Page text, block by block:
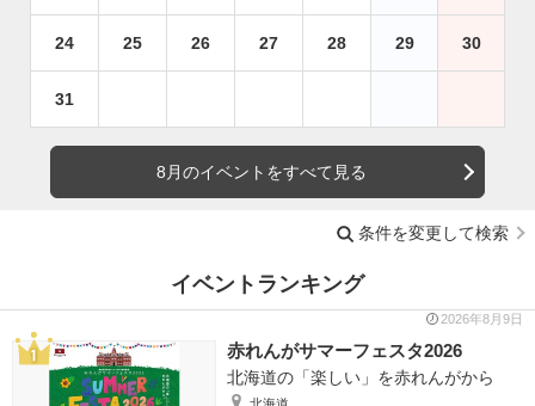
24 25 26 27 28 29 30
31
8月のイベントをすべて見る
条件を変更して検索
イベントランキング
2026年8月9日
赤れんがサマーフェスタ2026
北海道の「楽しい」を赤れんがから